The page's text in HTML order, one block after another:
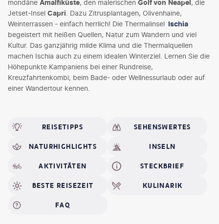
mondäne Amalfiküste, den malerischen Golf von Neapel, die
Jetset-Insel Capri . Dazu Zitrusplantagen, Olivenhaine,
Weinterrassen - einfach herrlich! Die Thermalinsel Ischia
begeistert mit heißen Quellen, Natur zum Wandern und viel
Kultur. Das ganzjährig milde Klima und die Thermalquellen
machen Ischia auch zu einem idealen Winterziel. Lernen Sie die
Höhepunkte Kampaniens bei einer Rundreise,
Kreuzfahrtenkombi, beim Bade- oder Wellnessurlaub oder auf
einer Wandertour kennen.
REISETIPPS SEHENSWERTES
NATURHIGHLIGHTS INSELN
AKTIVITÄTEN STECKBRIEF
BESTE REISEZEIT KULINARIK
FAQ